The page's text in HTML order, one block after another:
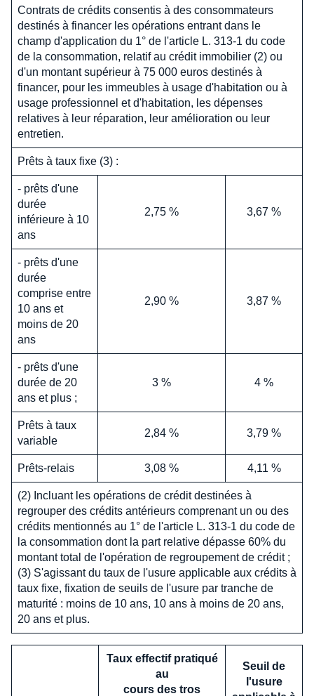
Contrats de crédits consentis à des consommateurs
destinés à financer les opérations entrant dans le
champ d'application du 1° de l'article L. 313-1 du code
de la consommation, relatif au crédit immobilier (2) ou
d'un montant supérieur à 75 000 euros destinés à
financer, pour les immeubles à usage d'habitation ou à
usage professionnel et d'habitation, les dépenses
relatives à leur réparation, leur amélioration ou leur
entretien.
Prêts à taux fixe (3) :
- prêts d'une
durée
inférieure à 10
ans
2,75 % 3,67 %
- prêts d'une
durée
comprise entre
10 ans et
moins de 20
ans
2,90 % 3,87 %
- prêts d'une
durée de 20
ans et plus ;
3 % 4 %
Prêts à taux
variable
2,84 % 3,79 %
Prêts-relais 3,08 % 4,11 %
(2) Incluant les opérations de crédit destinées à
regrouper des crédits antérieurs comprenant un ou des
crédits mentionnés au 1° de l'article L. 313-1 du code de
la consommation dont la part relative dépasse 60% du
montant total de l'opération de regroupement de crédit ;
(3) S'agissant du taux de l'usure applicable aux crédits à
taux fixe, fixation de seuils de l'usure par tranche de
maturité : moins de 10 ans, 10 ans à moins de 20 ans,
20 ans et plus.
Taux effectif pratiqué
au
cours des tros
Seuil de
l'usure